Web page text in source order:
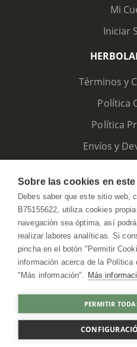
Mi
Iniciar
Términos y
Política
Política
Envíos y
HerbolarioWeb ©
Sobre las cookies en
Debes saber que este sitio web,
B75155622, utiliza cookies
navegación sea óptima, así
realizar labores analíticas. Si
pincha en el botón "Permitir
información acerca de la
"Más información". Más
PERMITIR